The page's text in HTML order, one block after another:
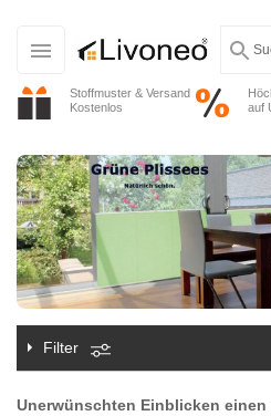
Stoffmuster & Versand
Kostenlos
auf
Filter
Unerwünschten Einblicken